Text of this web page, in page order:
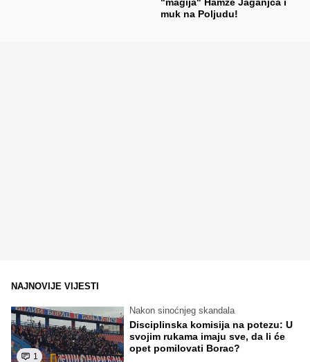
muk na Poljudu!
NAJNOVIJE VIJESTI
1
Nakon sinoćnjeg skandala
Disciplinska komisija na potezu: U
svojim rukama imaju sve, da li će
opet pomilovati Borac?